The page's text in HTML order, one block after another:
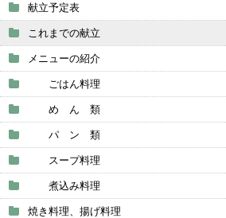
献立予定表
これまでの献立
メニューの紹介
ごはん料理
め ん 類
パ ン 類
スープ料理
煮込み料理
焼き料理、揚げ料理